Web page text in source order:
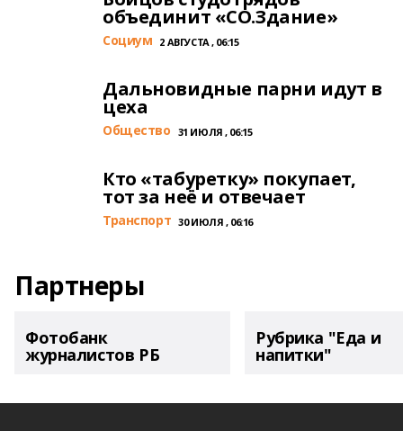
объединит «СО.Здание»
Cоциум 2 АВГУСТА , 06:15
Дальновидные парни идут в
цеха
Общество 31 ИЮЛЯ , 06:15
Кто «табуретку» покупает,
тот за неё и отвечает
Транспорт 30 ИЮЛЯ , 06:16
Партнеры
Фотобанк
журналистов РБ
Рубрика "Еда и
напитки"